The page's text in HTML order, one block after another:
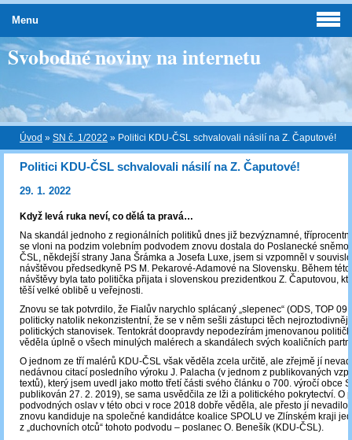
Svobodné noviny na internetu
Úvod » SN č. 1/2022 » Politici KDU-ČSL schvalovali násilí na Z. Čaputové!
Politici KDU-ČSL schvalovali násilí na Z. Čaputové!
29. 1. 2022
Když levá ruka neví, co dělá ta pravá…
Na skandál jednoho z regionálních politiků dnes již bezvýznamné,
se vloni na podzim volebním podvodem znovu dostala do Poslanecké
ČSL, někdejší strany Jana Šrámka a Josefa Luxe, jsem si vzpomněl v
návštěvou předsedkyně PS M. Pekarové-Adamové na Slovensku. Během
návštěvy byla tato politička přijata i slovenskou prezidentkou Z. Čaputovou,
těší velké oblibě u veřejnosti.
Znovu se tak potvrdilo, že Fialův narychlo splácaný „slepenec“ (ODS, TOP
politicky natolik nekonzistentní, že se v něm sešli zástupci těch
politických stanovisek. Tentokrát doopravdy nepodezírám jmenovanou
věděla úplně o všech minulých malérech a skandálech svých koaličních
O jednom ze tří malérů KDU-ČSL však věděla zcela určitě, ale zřejmě jí
nedávnou citací posledního výroku J. Palacha (v jednom z publikovaných
textů), který jsem uvedl jako motto třetí části svého článku o 700. výročí obce
publikován 27. 2. 2019), se sama usvědčila ze lži a politického pokrytectví. O
podvodných oslav v této obci v roce 2018 dobře věděla, ale přesto jí
znovu kandiduje na společné kandidátce koalice SPOLU ve Zlínském kraji
z „duchovních otců“ tohoto podvodu – poslanec O. Benešík (KDU-ČSL).
Menu